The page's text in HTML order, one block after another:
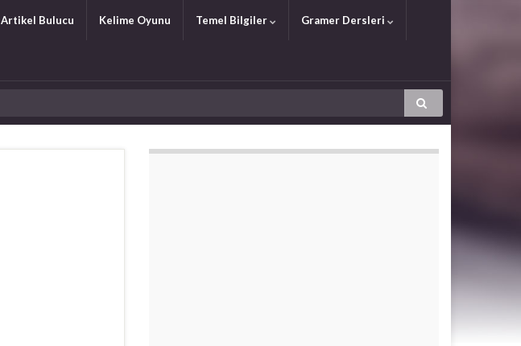
Artikel Bulucu Kelime Oyunu Temel Bilgiler Gramer Dersleri